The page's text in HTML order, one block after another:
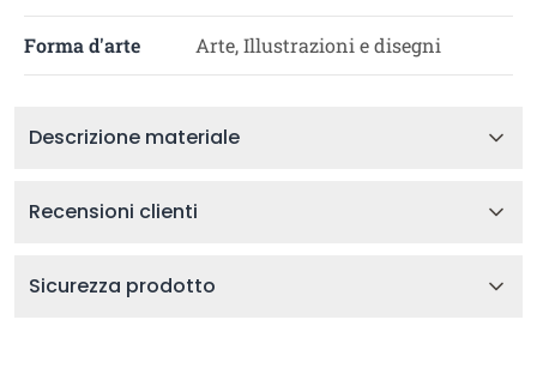
Forma d'arte Arte, Illustrazioni e disegni
Descrizione materiale
Recensioni clienti
Sicurezza prodotto